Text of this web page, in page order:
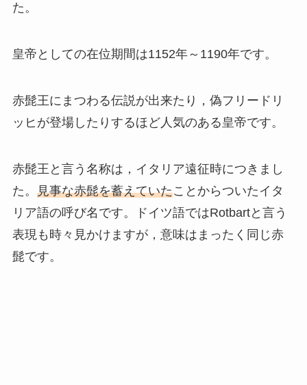
た。
皇帝としての在位期間は1152年～1190年です。
赤髭王にまつわる伝説が出来たり，偽フリードリ
ッヒが登場したりするほど人気のある皇帝です。
赤髭王と言う名称は，イタリア遠征時につきまし
た。 見事な赤髭を蓄えていたことからついたイタ
リア語の呼び名です。ドイツ語ではRotbartと言う
表現も時々見かけますが，意味はまったく同じ赤
髭です。